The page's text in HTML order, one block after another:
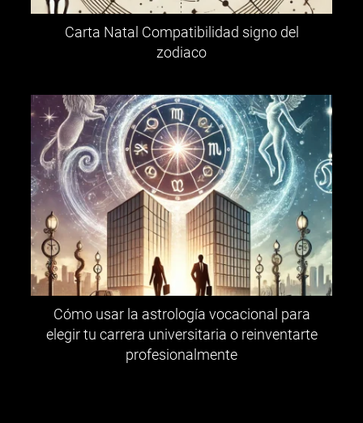
Carta Natal Compatibilidad signo del
zodiaco
Cómo usar la astrología vocacional para
elegir tu carrera universitaria o reinventarte
profesionalmente